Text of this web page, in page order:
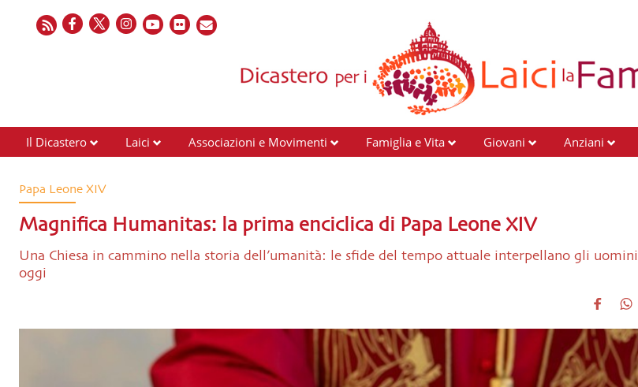
Il Dicastero Laici Associazioni e Movimenti Famiglia e Vita Giovani Anziani
Papa Leone XIV
Magnifica Humanitas: la prima enciclica di Papa Leone XIV
Una Chiesa in cammino nella storia dell’umanità: le sfide del tempo attuale interpellano gli
oggi